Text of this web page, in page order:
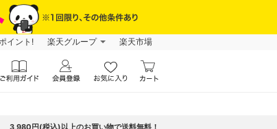
イント! 楽天グループ 楽天市場
3,980円(税込)以上のお買い物で送料無料！